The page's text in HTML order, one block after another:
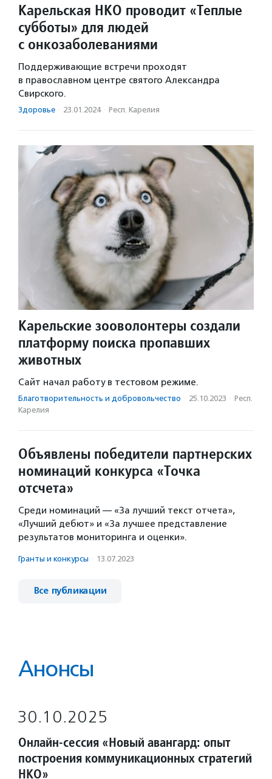
Карельская НКО проводит «Теплые
субботы» для людей
с онкозаболеваниями
Поддерживающие встречи проходят
в православном центре святого Александра
Свирского.
Здоровье · 23.01.2024 · Респ. Карелия
Карельские зооволонтеры создали
платформу поиска пропавших
животных
Сайт начал работу в тестовом режиме.
Благотвори­тель­ность и доброволь­чест­во · 25.10.2023 · Респ.
Карелия
Объявлены победители партнерских
номинаций конкурса «Точка
отсчета»
Среди номинаций — «За лучший текст отчета»,
«Лучший дебют» и «За лучшее представление
результатов мониторинга и оценки».
Гранты и конкурсы · 13.07.2023
Все публикации
Анонсы
30.10.2025
Онлайн-сессия «Новый авангард: опыт
построения коммуникационных стратегий
НКО»